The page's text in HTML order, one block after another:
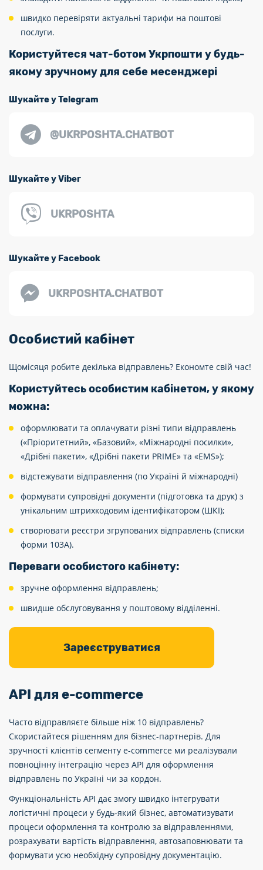
швидко перевіряти актуальні тарифи на поштові
послуги.
Користуйтеся чат-ботом Укрпошти у будь-
якому зручному для себе месенджері
Шукайте у Telegram
@UKRPOSHTA.CHATBOT
Шукайте у Viber
UKRPOSHTA
Шукайте у Facebook
UKRPOSHTA.CHATBOT
Особистий кабінет
Щомісяця робите декілька відправлень? Економте свій час!
Користуйтесь особистим кабінетом, у якому
можна:
оформлювати та оплачувати різні типи відправлень
(«Пріоритетний», «Базовий», «Міжнародні посилки»,
«Дрібні пакети», «Дрібні пакети PRIME» та «EMS»);
відстежувати відправлення (по Україні й міжнародні)
формувати супровідні документи (підготовка та друк) з
унікальним штрихкодовим ідентифікатором (ШКІ);
створювати реєстри згрупованих відправлень (списки
форми 103А).
Переваги особистого кабінету:
зручне оформлення відправлень;
швидше обслуговування у поштовому відділенні.
Зареєструватися
API для e-commerce
Часто відправляєте більше ніж 10 відправлень?
Скористайтеся рішенням для бізнес-партнерів. Для
зручності клієнтів сегменту е-commerce ми реалізували
повноцінну інтеграцію через API для оформлення
відправлень по Україні чи за кордон.
Функціональність API дає змогу швидко інтегрувати
логістичні процеси у будь-який бізнес, автоматизувати
процеси оформлення та контролю за відправленнями,
розрахувати вартість відправлення, автозаповнювати та
формувати усю необхідну супровідну документацію.